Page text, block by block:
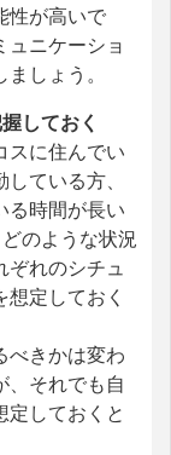
性が高いで
ュニケーショ
しょう。
しておく
スに住んでい
ている方、
る時間が長い
のような状況
れのシチュ
定しておく
べきかは変わ
、それでも自
定しておくと